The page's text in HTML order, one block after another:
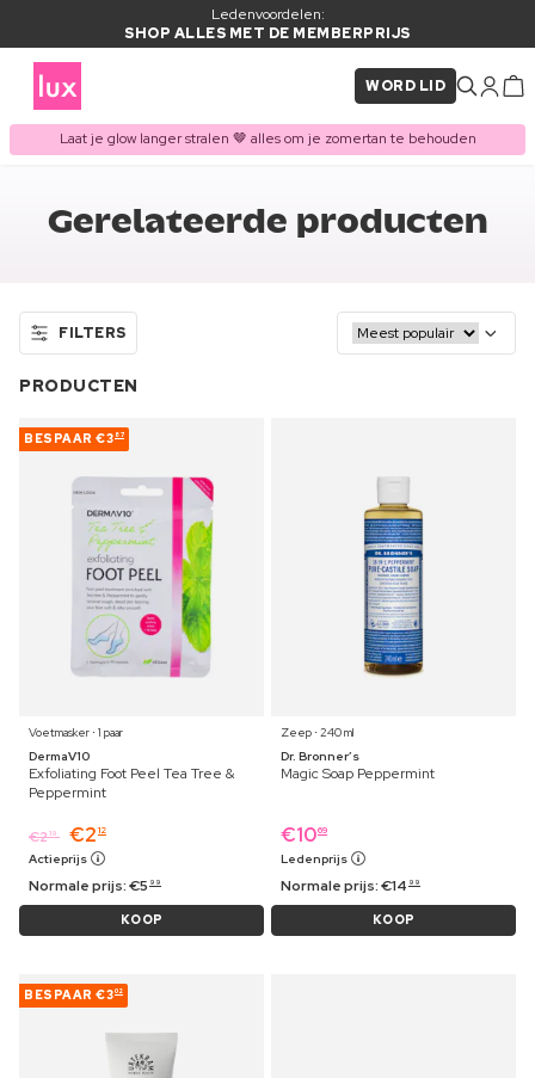
Ledenvoordelen:
SHOP ALLES MET DE MEMBERPRIJS
WORD LID
Laat je glow langer stralen 🤎 alles om je zomertan te behouden
Gerelateerde producten
FILTERS
PRODUCTEN
BESPAAR €3 87
Voetmasker ⋅ 1 paar
DermaV10
Exfoliating Foot Peel Tea Tree &
Peppermint
€219 €2 12
Actieprijs
Normale prijs:€5 99
KOOP
Zeep ⋅ 240 ml
Dr. Bronner’s
Magic Soap Peppermint
€1069
Ledenprijs
Normale prijs:€14 99
KOOP
BESPAAR €302